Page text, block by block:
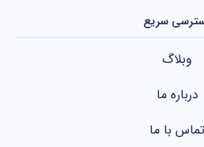
سریع
وبلاگ
درباره ما
تماس با ما